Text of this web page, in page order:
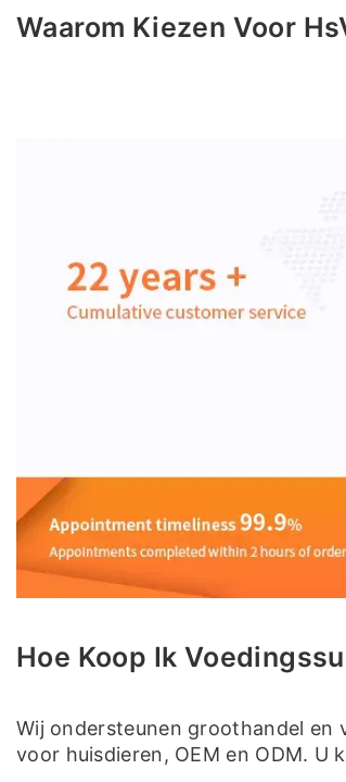
Waarom Kiezen Voor
Hoe Koop Ik
Wij ondersteunen groothandel en
voor huisdieren, OEM en ODM. U